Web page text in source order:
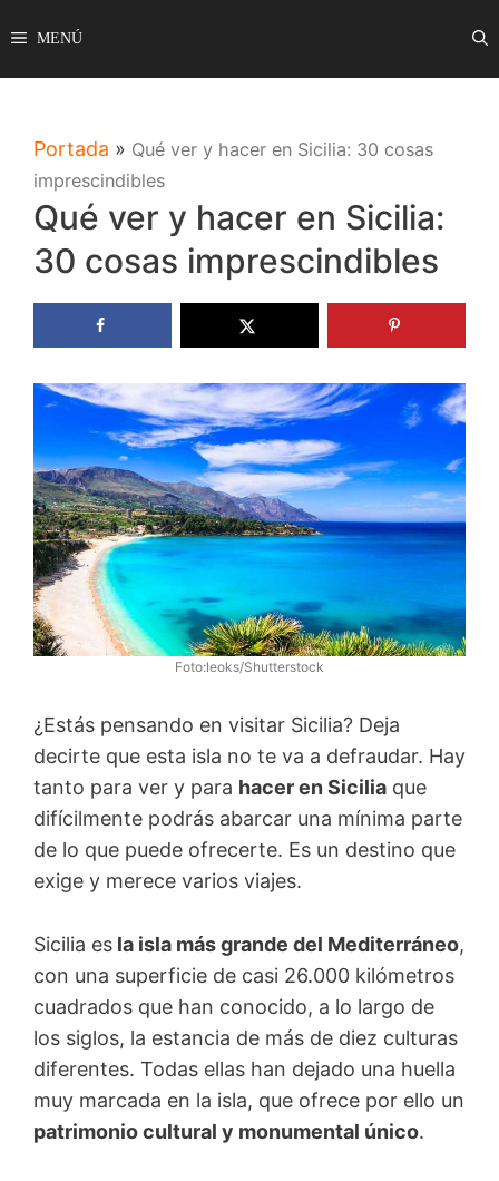
al
contenido
MENÚ
Portada » Qué ver y hacer en Sicilia: 30 cosas
imprescindibles
Qué ver y hacer en Sicilia:
30 cosas imprescindibles
Foto:leoks/Shutterstock
¿Estás pensando en visitar Sicilia? Deja
decirte que esta isla no te va a defraudar. Hay
tanto para ver y para hacer en Sicilia que
difícilmente podrás abarcar una mínima parte
de lo que puede ofrecerte. Es un destino que
exige y merece varios viajes.
Sicilia es la isla más grande del Mediterráneo,
con una superficie de casi 26.000 kilómetros
cuadrados que han conocido, a lo largo de
los siglos, la estancia de más de diez culturas
diferentes. Todas ellas han dejado una huella
muy marcada en la isla, que ofrece por ello un
patrimonio cultural y monumental único.